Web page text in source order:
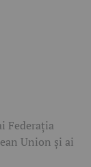
Federația
Union și ai